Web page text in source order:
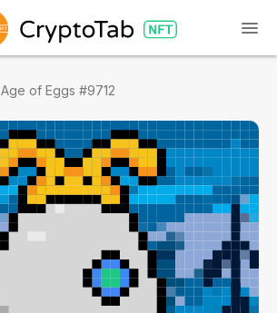
Age of Eggs #9712